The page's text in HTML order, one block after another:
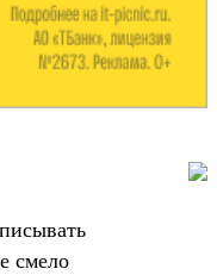
смело